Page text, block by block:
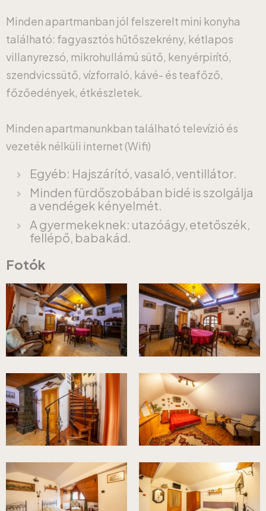
Minden apartmanban jól felszerelt mini konyha
található: fagyasztós hűtőszekrény, kétlapos
villanyrezsó, mikrohullámú sütő, kenyérpirító,
szendvicssütő, vízforraló, kávé- és teafőző,
főzőedények, étkészletek.
Minden apartmanunkban található televízió és
vezeték nélküli internet (Wifi)
Egyéb: Hajszárító, vasaló, ventillátor.
Minden fürdőszobában bidé is szolgálja
a vendégek kényelmét.
A gyermekeknek: utazóágy, etetőszék,
fellépő, babakád.
Fotók